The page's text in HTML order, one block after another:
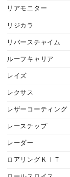
リアモニター
リジカラ
リバースチャイム
ルーフキャリア
レイズ
レクサス
レザーコーティング
レースチップ
レーダー
ロアリングＫＩＴ